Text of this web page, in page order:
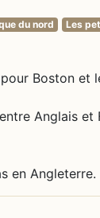
du nord
Les
Boston et
Anglais et
en Angleterre.